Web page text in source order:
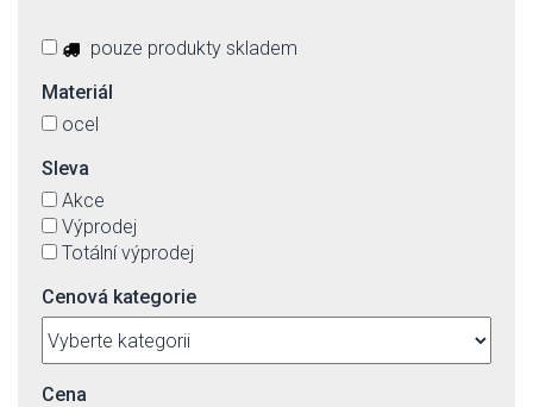
pouze produkty skladem
Materiál
ocel
Sleva
Akce
Výprodej
Totální výprodej
Cenová kategorie
Cena